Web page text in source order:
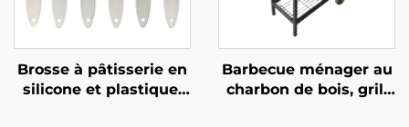
une fourchette
Brosse à pâtisserie en
silicone et plastique,
Barbecue ménager au
charbon de bois, grill